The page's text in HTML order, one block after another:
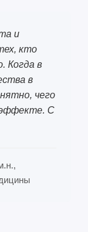
и
кто
Когда в
в
чего
С